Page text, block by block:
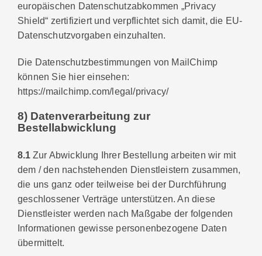
europäischen Datenschutzabkommen „Privacy
Shield“ zertifiziert und verpflichtet sich damit, die EU-
Datenschutzvorgaben einzuhalten.
Die Datenschutzbestimmungen von MailChimp
können Sie hier einsehen:
https://mailchimp.com/legal/privacy/
8) Datenverarbeitung zur
Bestellabwicklung
8.1 Zur Abwicklung Ihrer Bestellung arbeiten wir mit
dem / den nachstehenden Dienstleistern zusammen,
die uns ganz oder teilweise bei der Durchführung
geschlossener Verträge unterstützen. An diese
Dienstleister werden nach Maßgabe der folgenden
Informationen gewisse personenbezogene Daten
übermittelt.